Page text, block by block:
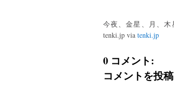
今夜、金星、月、
tenki.jp via tenki.jp
0 コメント:
コメントを投稿